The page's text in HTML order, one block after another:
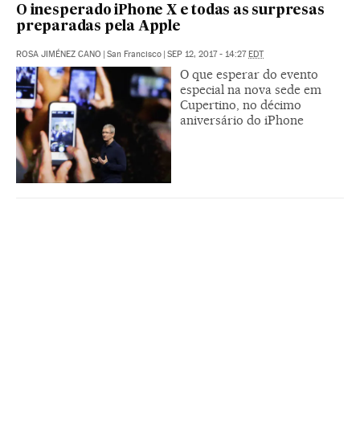
O inesperado iPhone X e todas as surpresas
preparadas pela Apple
ROSA JIMÉNEZ CANO San Francisco SEP 12, 2017 - 14:27 EDT
O que esperar do evento
especial na nova sede em
Cupertino, no décimo
aniversário do iPhone